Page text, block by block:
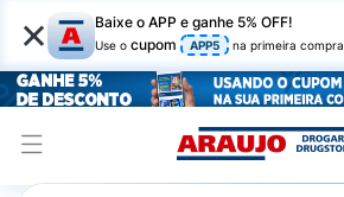
× Baixe o APP e ganhe 5% OFF!
Use o cupom APP5 na primeira compra